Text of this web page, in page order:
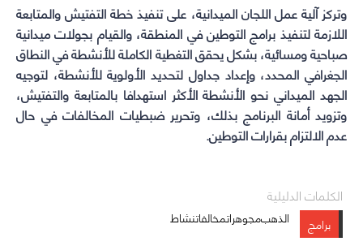
وتركز آلية عمل اللجان الميدانية، على تنفيذ خطة التفتيش والمتابعة
اللازمة لتنفيذ برامج التوطين في المنطقة، والقيام بجولات ميدانية
صباحية ومسائية، بشكل يحقق التغطية الكاملة للأنشطة في النطاق
الجغرافي المحدد، وإعداد جداول لتحديد الأولوية للأنشطة، لتوجيه
الجهد الميداني نحو الأنشطة الأكثر استهدافا بالمتابعة والتفتيش،
وتزويد أمانة البرنامج بذلك، وتحرير ضبطيات المخالفات في حال
عدم الالتزام بقرارات التوطين.
الكلمات الدليلية
الذهب برامج مجوهراتمخالفاتنشاط